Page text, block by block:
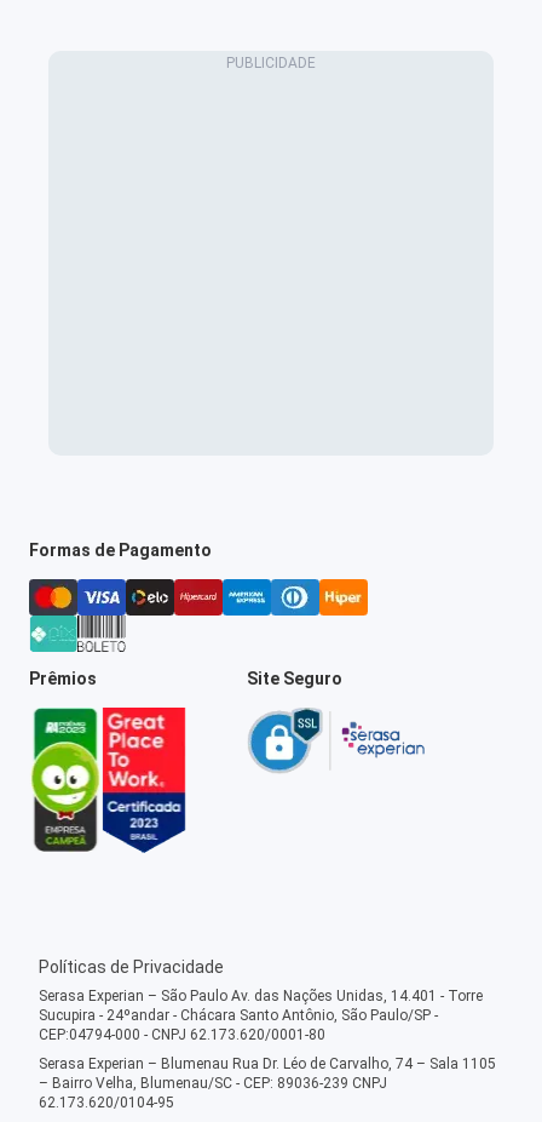
Formas de Pagamento
Prêmios Site Seguro
Políticas de Privacidade
Serasa Experian – São Paulo Av. das Nações Unidas, 14.401 - Torre
Sucupira - 24ºandar - Chácara Santo Antônio, São Paulo/SP -
CEP:04794-000 - CNPJ 62.173.620/0001-80
Serasa Experian – Blumenau Rua Dr. Léo de Carvalho, 74 – Sala 1105
– Bairro Velha, Blumenau/SC - CEP: 89036-239 CNPJ
62.173.620/0104-95